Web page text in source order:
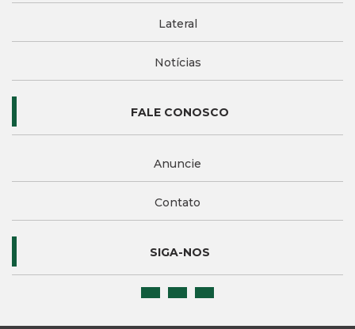
Lateral
Notícias
FALE CONOSCO
Anuncie
Contato
SIGA-NOS